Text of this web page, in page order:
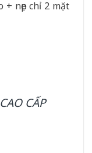
nẹp chỉ 2 mặt
CẤP